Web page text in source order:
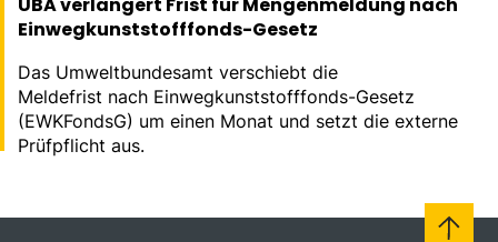
Einwegkunststofffonds-Gesetz
Das Umweltbundesamt verschiebt die
Meldefrist nach Einwegkunststofffonds-Gesetz
(EWKFondsG) um einen Monat und setzt die externe
Prüfpflicht aus.